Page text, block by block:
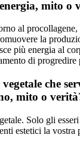
mito o
al
la
più energia al
di progredire
vegetale che
mito o
Solo gli
estetici la vostra